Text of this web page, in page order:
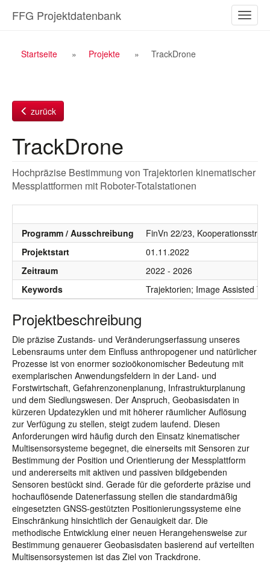
Inhalt
ein-/
FFG Projektdatenbank
Breadcrumb
Startseite Projekte TrackDrone
zurück
TrackDrone
Hochpräzise Bestimmung von Trajektorien kinematischer
Messplattformen mit Roboter-Totalstationen
Programm / Ausschreibung
FinVn 22/23,
Projektstart
01.11.2022
Zeitraum
2022 - 2026
Keywords
Trajektorien; Image Assisted
Projektbeschreibung
Die präzise Zustands- und Veränderungserfassung unseres
Lebensraums unter dem Einfluss anthropogener und natürlicher
Prozesse ist von enormer sozioökonomischer Bedeutung mit
exemplarischen Anwendungsfeldern in der Land- und
Forstwirtschaft, Gefahrenzonenplanung, Infrastrukturplanung
und dem Siedlungswesen. Der Anspruch, Geobasisdaten in
kürzeren Updatezyklen und mit höherer räumlicher Auflösung
zur Verfügung zu stellen, steigt zudem laufend. Diesen
Anforderungen wird häufig durch den Einsatz kinematischer
Multisensorsysteme begegnet, die einerseits mit Sensoren zur
Bestimmung der Position und Orientierung der Messplattform
und andererseits mit aktiven und passiven bildgebenden
Sensoren bestückt sind. Gerade für die geforderte präzise und
hochauflösende Datenerfassung stellen die standardmäßig
eingesetzten GNSS-gestützten Positionierungssysteme eine
Einschränkung hinsichtlich der Genauigkeit dar. Die
methodische Entwicklung einer neuen Herangehensweise zur
Bestimmung genauerer Geobasisdaten basierend auf verteilten
Multisensorsystemen ist das Ziel von Trackdrone.